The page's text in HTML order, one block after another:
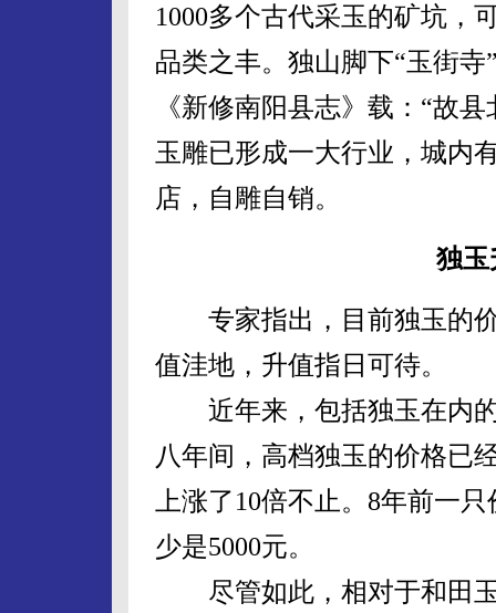
1000多个古代采玉的矿坑，
品类之丰。独山脚下“玉街
《新修南阳县志》载：“故
玉雕已形成一大行业，城内
店，自雕自销。
独玉
专家指出，目前独玉的价
值洼地，升值指日可待。
近年来，包括独玉在内的
八年间，高档独玉的价格已
上涨了10倍不止。8年前一
少是5000元。
尽管如此，相对于和田玉